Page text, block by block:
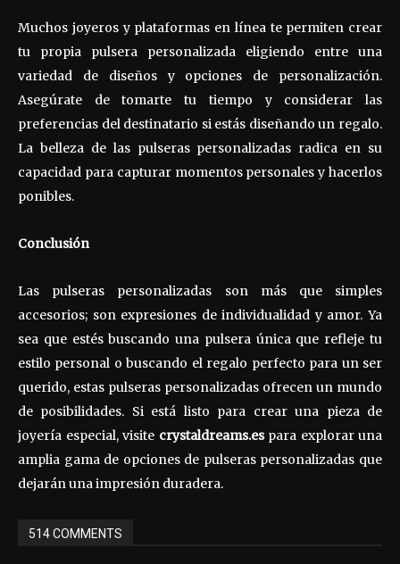
Muchos joyeros y plataformas en línea te permiten crear
tu propia pulsera personalizada eligiendo entre una
variedad de diseños y opciones de personalización.
Asegúrate de tomarte tu tiempo y considerar las
preferencias del destinatario si estás diseñando un regalo.
La belleza de las pulseras personalizadas radica en su
capacidad para capturar momentos personales y hacerlos
ponibles.
Conclusión
Las pulseras personalizadas son más que simples
accesorios; son expresiones de individualidad y amor. Ya
sea que estés buscando una pulsera única que refleje tu
estilo personal o buscando el regalo perfecto para un ser
querido, estas pulseras personalizadas ofrecen un mundo
de posibilidades. Si está listo para crear una pieza de
joyería especial, visite crystaldreams.espara explorar una
amplia gama de opciones de pulseras personalizadas que
dejarán una impresión duradera.
514 COMMENTS